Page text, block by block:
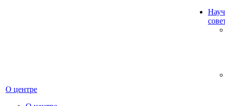
О центре